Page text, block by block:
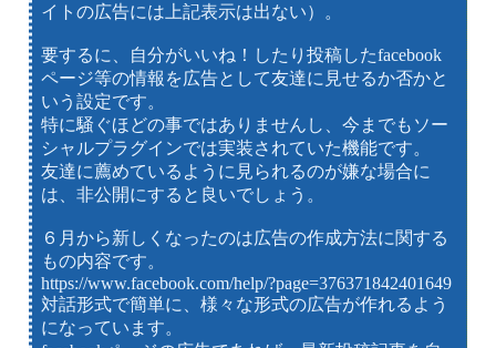
イトの広告には上記表示は出ない）。
要するに、自分がいいね！したり投稿したfacebook
ページ等の情報を広告として友達に見せるか否かと
いう設定です。
特に騒ぐほどの事ではありませんし、今までもソー
シャルプラグインでは実装されていた機能です。
友達に薦めているように見られるのが嫌な場合に
は、非公開にすると良いでしょう。
６月から新しくなったのは広告の作成方法に関する
もの内容です。
https://www.facebook.com/help/?page=376371842401649
対話形式で簡単に、様々な形式の広告が作れるよう
になっています。